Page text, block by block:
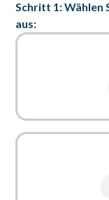
Schritt 1: Wählen
aus: